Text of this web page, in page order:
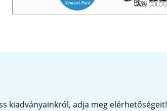
kiadványainkról, adja meg elérhetőségeit!